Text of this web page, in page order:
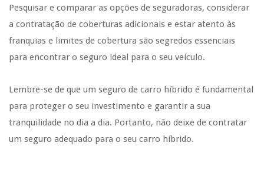
Pesquisar e comparar as opções de seguradoras, considerar
a contratação de coberturas adicionais e estar atento às
franquias e limites de cobertura são segredos essenciais
para encontrar o seguro ideal para o seu veículo.
Lembre-se de que um seguro de carro híbrido é fundamental
para proteger o seu investimento e garantir a sua
tranquilidade no dia a dia. Portanto, não deixe de contratar
um seguro adequado para o seu carro híbrido.